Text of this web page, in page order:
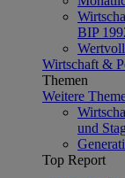
BIP
Wirtschaft &
Themen
Weitere
und
Top Report